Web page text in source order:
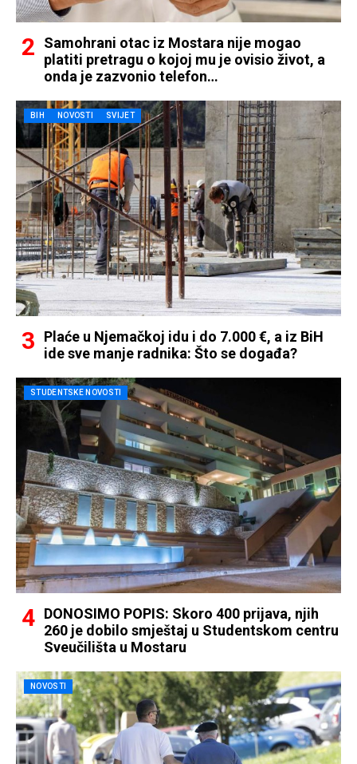
Samohrani otac iz Mostara nije mogao
platiti pretragu o kojoj mu je ovisio život, a
onda je zazvonio telefon…
BIH NOVOSTI SVIJET
Plaće u Njemačkoj idu i do 7.000 €, a iz BiH
ide sve manje radnika: Što se događa?
STUDENTSKE NOVOSTI
DONOSIMO POPIS: Skoro 400 prijava, njih
260 je dobilo smještaj u Studentskom centru
Sveučilišta u Mostaru
NOVOSTI